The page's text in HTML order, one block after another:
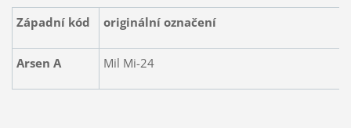
Západní kód originální označení
Arsen A Mil Mi-24